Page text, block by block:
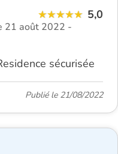
5,0
21 août 2022 -
sécurisée
Publié le 21/08/2022